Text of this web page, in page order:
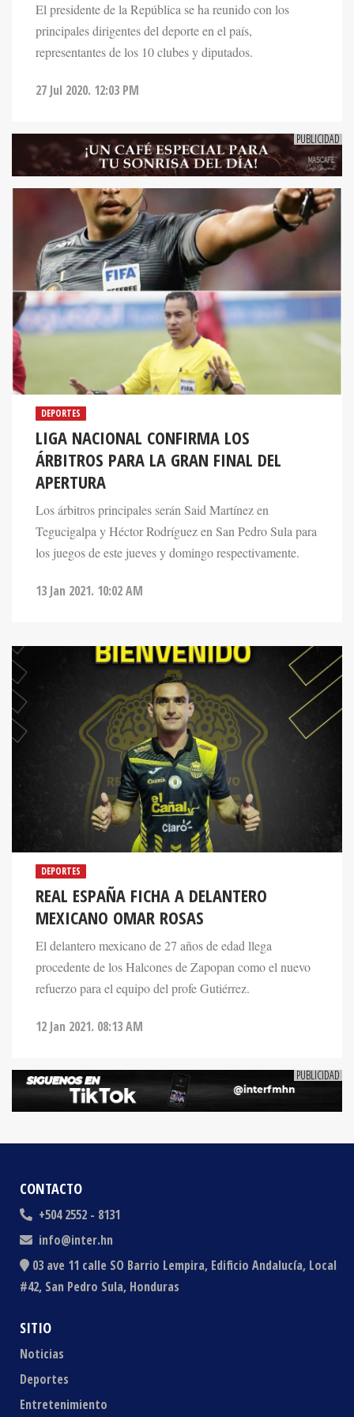
El presidente de la República se ha reunido con los
principales dirigentes del deporte en el país,
representantes de los 10 clubes y diputados.
27 Jul 2020. 12:03 PM
DEPORTES
LIGA NACIONAL CONFIRMA LOS
ÁRBITROS PARA LA GRAN FINAL DEL
APERTURA
Los árbitros principales serán Said Martínez en
Tegucigalpa y Héctor Rodríguez en San Pedro Sula para
los juegos de este jueves y domingo respectivamente.
REAL ESPAÑA FICHA A DELANTERO
MEXICANO OMAR ROSAS
El delantero mexicano de 27 años de edad llega
procedente de los Halcones de Zapopan como el nuevo
refuerzo para el equipo del profe Gutiérrez.
CONTACTO
+504 2552 - 8131
info@inter.hn
03 ave 11 calle SO Barrio Lempira, Edificio Andalucía, Local
#42, San Pedro Sula, Honduras
SITIO
Noticias
Deportes
Entretenimiento